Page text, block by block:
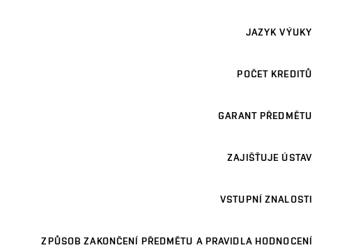
JAZYK VÝUKY
POČET KREDITŮ
GARANT PŘEDMĚTU
ZAJIŠŤUJE ÚSTAV
VSTUPNÍ ZNALOSTI
ZPŮSOB ZAKONČENÍ PŘEDMĚTU A PRAVIDLA HODNOCENÍ